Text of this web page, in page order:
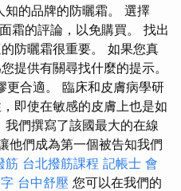
知的品牌的防曬霜。 選擇
霜的評論，以免購買。 找出
防曬霜很重要。 如果您真
提供有關尋找什麼的提示。
更合適。 臨床和皮膚病學研
即使在敏感的皮膚上也是如
們撰寫了該國最大的在線
他們成為第一個被告知我們
筋 台北撥筋課程 記帳士 會
台中舒壓 您可以在我們的